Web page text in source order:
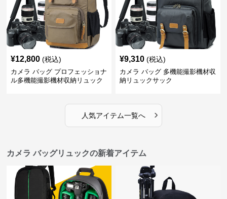
¥12,800 (税込)
カメラ バッグ プロフェッショナ
ル多機能撮影機材収納リュック
¥9,310 (税込)
カメラ バッグ 多機能撮影機材収
納リュックサック
人気アイテム一覧へ ›
カメラ バッグリュックの新着アイテム